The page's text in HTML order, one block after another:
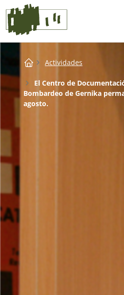
Saltar al contingut
Navegación principal
Breadcrumb
Actividades
El Centro de
Bombardeo de Gernika
agosto.